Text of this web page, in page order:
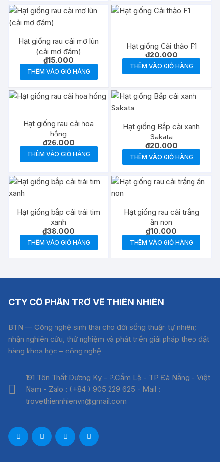
Hạt giống rau cải mơ lùn
(cải mơ đăm)
₫15.000
THÊM VÀO GIỎ HÀNG
Hạt giống Cải thảo F1
₫20.000
THÊM VÀO GIỎ HÀNG
Hạt giống rau cải hoa
hồng
₫26.000
THÊM VÀO GIỎ HÀNG
Hạt giống Bắp cải xanh
Sakata
₫20.000
THÊM VÀO GIỎ HÀNG
Hạt giống bắp cải trái tim
xanh
₫38.000
THÊM VÀO GIỎ HÀNG
Hạt giống rau cải trắng
ăn non
₫10.000
THÊM VÀO GIỎ HÀNG
CTY CỔ PHẦN TRỞ VỀ THIÊN NHIÊN
BTN — Công nghệ sinh thái cho đời sống thuận tự nhiên;
nhận nghiên cứu, thử nghiệm và phát triển giải pháp theo đặt
hàng khoa học – công nghệ.
191 Tôn Thất Dương Kỵ - P.Cẩm Lệ - TP Đà Nẵng - Việt
Nam - Zalo : (+84 ) 905 229 625 - Mail :
trovethiennhienvn@gmail.com